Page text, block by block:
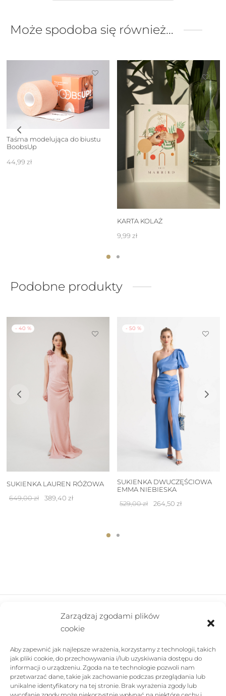
Zarządzaj zgodami plików
cookie
Aby zapewnić jak najlepsze wrażenia, korzystamy z technologii, takich
jak pliki cookie, do przechowywania i/lub uzyskiwania dostępu do
informacji o urządzeniu. Zgoda na te technologie pozwoli nam
przetwarzać dane, takie jak zachowanie podczas przeglądania lub
unikalne identyfikatory na tej stronie. Brak wyrażenia zgody lub
Może spodoba się również…
Taśma modelująca do biustu
BoobsUp
44,99 zł
KARTA KOLAŻ
9,99 zł
Podobne produkty
- 40 %
SUKIENKA LAUREN RÓŻOWA
649,00zł
Pierwotna
389,40 zł
- 50 %
SUKIENKA DWUCZĘŚCIOWA
EMMA NIEBIESKA
529,00zł
Pierwotna
264,50 zł
POMOC
SKLEP